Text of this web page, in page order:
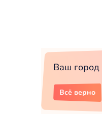
Ваш город
Всё верно